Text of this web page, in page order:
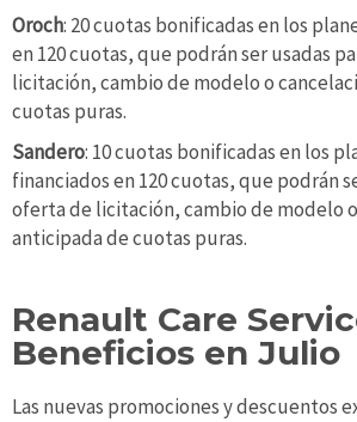
Oroch: 20 cuotas bonificadas en los
en 120 cuotas, que podrán ser usadas
licitación, cambio de modelo o
cuotas puras.
Sandero: 10 cuotas bonificadas en los
financiados en 120 cuotas, que podrán
oferta de licitación, cambio de modelo
anticipada de cuotas puras.
Renault Care
Beneficios en Julio
Las nuevas promociones y descuentos